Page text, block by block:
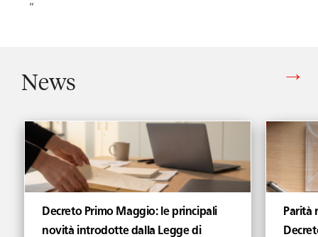
“
News Vedi tutti gli articoli di News
Decreto Primo Maggio: le principali
novità introdotte dalla Legge di
Parità